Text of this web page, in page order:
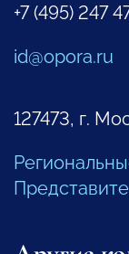
+7 (495) 247
id@opora.ru
127473, г.